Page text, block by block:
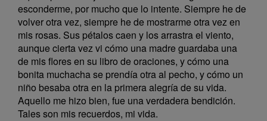
esconderme, por mucho que lo intente. Siempre he de
volver otra vez, siempre he de mostrarme otra vez en
mis rosas. Sus pétalos caen y los arrastra el viento,
aunque cierta vez vi cómo una madre guardaba una
de mis flores en su libro de oraciones, y cómo una
bonita muchacha se prendía otra al pecho, y cómo un
niño besaba otra en la primera alegría de su vida.
Aquello me hizo bien, fue una verdadera bendición.
Tales son mis recuerdos, mi vida.